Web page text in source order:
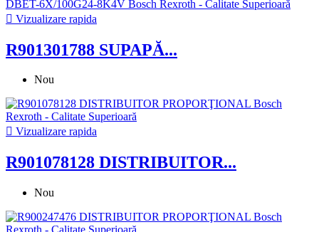
 Vizualizare rapida
R901301788 SUPAPĂ...
Nou
 Vizualizare rapida
R901078128 DISTRIBUITOR...
Nou